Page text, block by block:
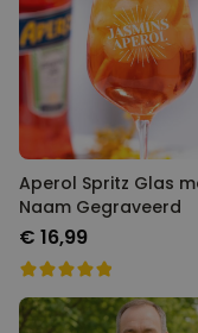
met
29,99 €
Aperol Spritz Glas
Naam Gegraveerd
€ 16,99